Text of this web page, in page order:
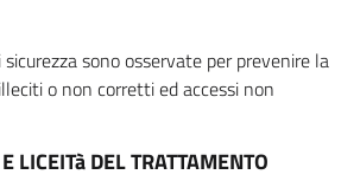
sono osservate per prevenire la
o non corretti ed accessi non
LICEITà DEL TRATTAMENTO